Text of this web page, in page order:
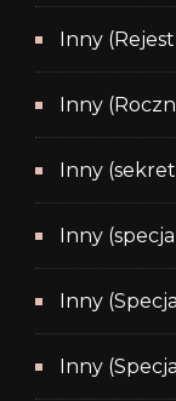
Inny
Inny
Inny
Inny
Inny
Inny